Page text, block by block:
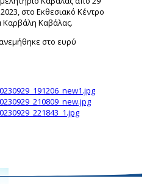
στο Εκθεσιακό Κέντρο
Καβάλας.
στο ευρύ